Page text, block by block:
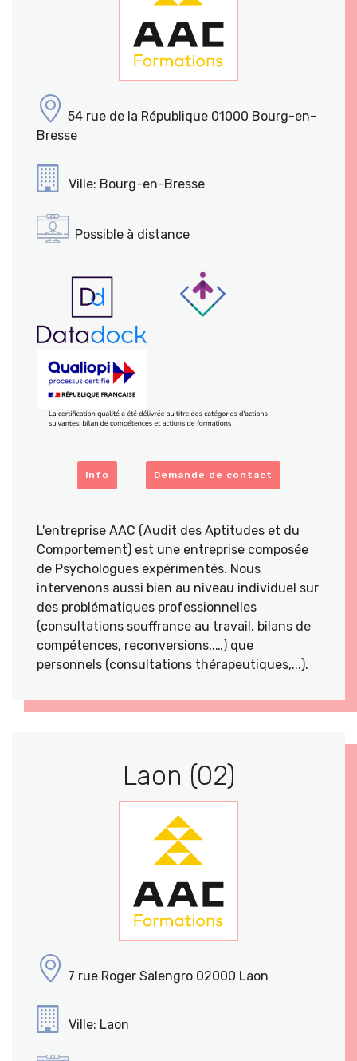
54 rue de la République 01000 Bourg-en-
Bresse
Ville: Bourg-en-Bresse
Possible à distance
info Demande de contact
L'entreprise AAC (Audit des Aptitudes et du
Comportement) est une entreprise composée
de Psychologues expérimentés. Nous
intervenons aussi bien au niveau individuel sur
des problématiques professionnelles
(consultations souffrance au travail, bilans de
compétences, reconversions,.…) que
personnels (consultations thérapeutiques,...).
Laon (02)
7 rue Roger Salengro 02000 Laon
Ville: Laon